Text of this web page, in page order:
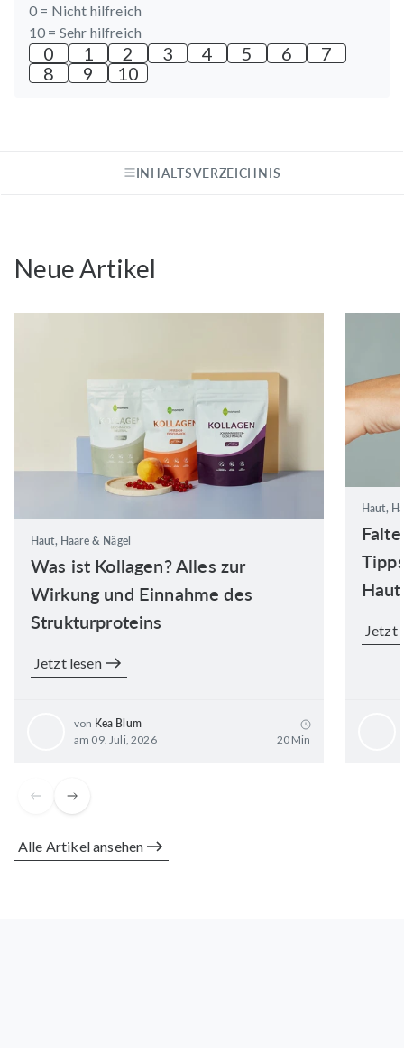
0 = Nicht hilfreich
10 = Sehr hilfreich
0 1 2 3 4 5 6
7
8
9 10
INHALTSVERZEICHNIS
Neue Artikel
Haut, Haare & Nägel
Was ist Kollagen? Alles zur
Wirkung und Einnahme des
Strukturproteins
Jetzt lesen
von Kea Blum
am 09. Juli, 2026
20 Min
Haut,
Jetzt
Alle Artikel ansehen